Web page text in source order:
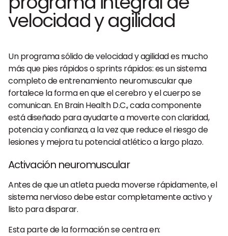
velocidad y agilidad
Un programa sólido de velocidad y agilidad es mucho
más que pies rápidos o sprints rápidos: es un sistema
completo de entrenamiento neuromuscular que
fortalece la forma en que el cerebro y el cuerpo se
comunican. En Brain Health D.C., cada componente
está diseñado para ayudarte a moverte con claridad,
potencia y confianza, a la vez que reduce el riesgo de
lesiones y mejora tu potencial atlético a largo plazo.
Activación neuromuscular
Antes de que un atleta pueda moverse rápidamente, el
sistema nervioso debe estar completamente activo y
listo para disparar.
Esta parte de la formación se centra en: